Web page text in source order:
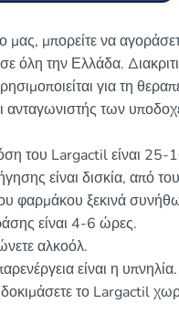
μας, μπορείτε να
όλη την Ελλάδα.
για τη
ανταγωνιστής των
του Largactil είναι 25-
είναι δισκία, από
φαρμάκου ξεκινά
είναι 4-6 ώρες.
αλκοόλ.
είναι η υπνηλία.
το Largactil